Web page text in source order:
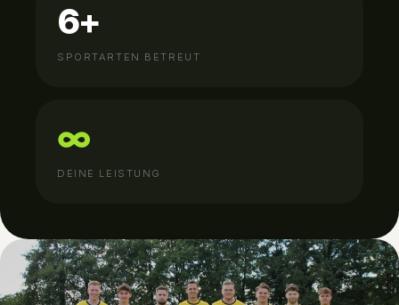
6+
SPORTARTEN BETREUT
∞
DEINE LEISTUNG